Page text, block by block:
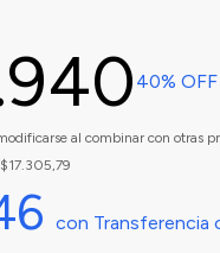
40% OFF
al combinar con otras
$17.305,79
con Transferencia